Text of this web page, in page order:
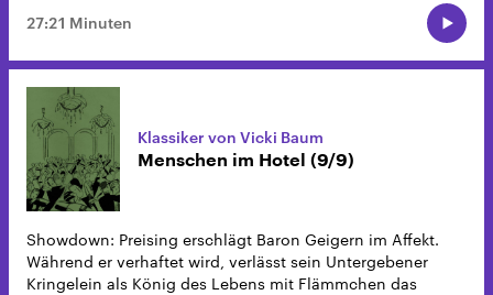
27:21 Minuten
Klassiker von Vicki Baum
Menschen im Hotel (9/9)
Showdown: Preising erschlägt Baron Geigern im Affekt.
Während er verhaftet wird, verlässt sein Untergebener
Kringelein als König des Lebens mit Flämmchen das